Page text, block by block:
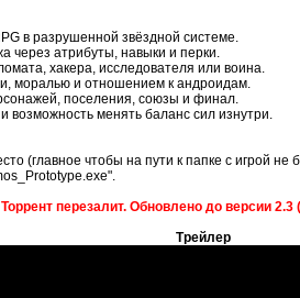
в разрушенной звёздной системе.
через атрибуты, навыки и перки.
хакера, исследователя или воина.
моралью и отношением к андроидам.
поселения, союзы и финал.
возможность менять баланс сил изнутри.
(главное чтобы на пути к папке с игрой
Торрент перезалит. Обновлено до версии 2.3
Трейлер